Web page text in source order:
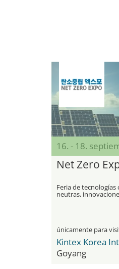
16. - 18.
Net Zero
Feria de
neutras,
Goyang